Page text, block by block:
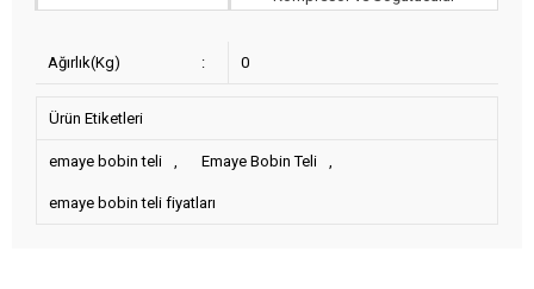
Ağırlık(Kg) : 0
Ürün Etiketleri
emaye bobin teli Emaye Bobin Teli
emaye bobin teli fiyatları